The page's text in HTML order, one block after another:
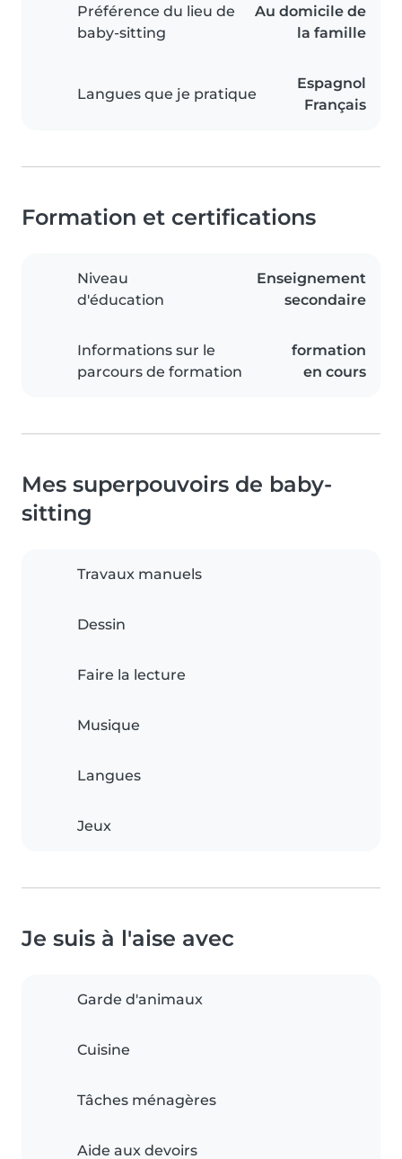
Préférence du lieu de
baby-sitting
Au domicile de
la famille
Langues que je pratique
Espagnol
Français
Formation et certifications
Niveau
d'éducation
Enseignement
secondaire
Informations sur le
parcours de formation
formation
en cours
Mes superpouvoirs de baby-
sitting
Travaux manuels
Dessin
Faire la lecture
Musique
Langues
Jeux
Je suis à l'aise avec
Garde d'animaux
Cuisine
Tâches ménagères
Aide aux devoirs